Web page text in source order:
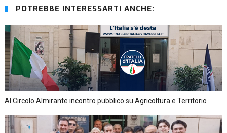
POTREBBE INTERESSARTI ANCHE:
Al Circolo Almirante incontro pubblico su Agricoltura e Territorio